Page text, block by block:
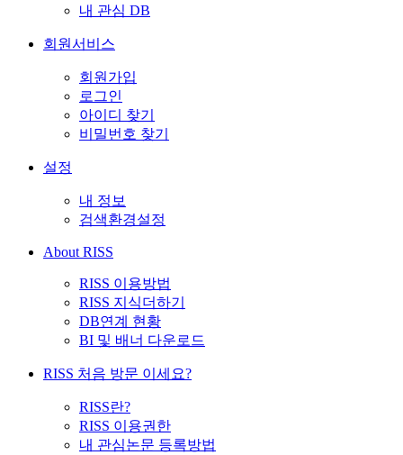
내 관심 DB
회원서비스
회원가입
로그인
아이디 찾기
비밀번호 찾기
설정
내 정보
검색환경설정
About RISS
RISS 이용방법
RISS 지식더하기
DB연계 현황
BI 및 배너 다운로드
RISS 처음 방문 이세요?
RISS란?
RISS 이용권한
내 관심논문 등록방법